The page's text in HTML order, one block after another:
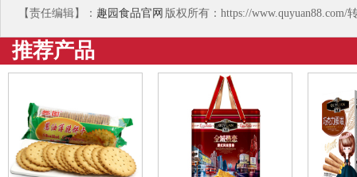
【责任编辑】： 趣园食品官网 版权所有：https://www.quyuan88.com/
推荐产品